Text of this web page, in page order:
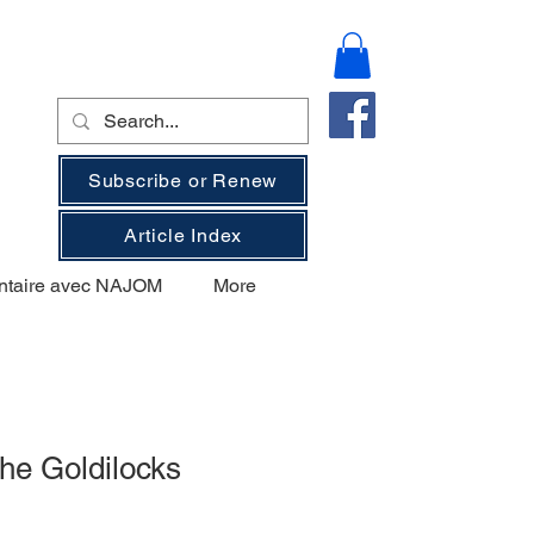
Subscribe or Renew
Article Index
avec NAJOM More
Goldilocks